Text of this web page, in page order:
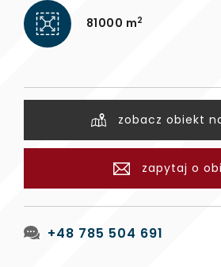
81000 m2
zobacz obiekt
zapytaj o
+48 785 504 691